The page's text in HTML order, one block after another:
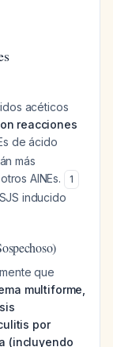
acéticos
reacciones
de ácido
más
AINEs.
1
inducido
que
multiforme,
por
(incluyendo